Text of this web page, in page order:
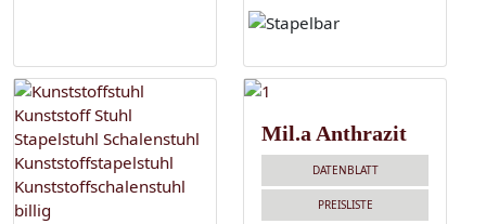
Mil.a Anthrazit
DATENBLATT
PREISLISTE